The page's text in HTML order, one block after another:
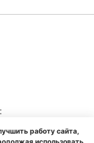
работу сайта,